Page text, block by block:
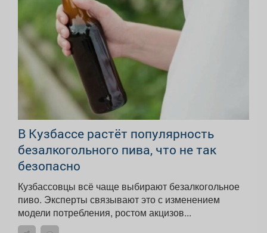
В Кузбассе растёт популярность
безалкогольного пива, что не так
безопасно
Кузбассовцы всё чаще выбирают безалкогольное
пиво. Эксперты связывают это с изменением
модели потребления, ростом акцизов...